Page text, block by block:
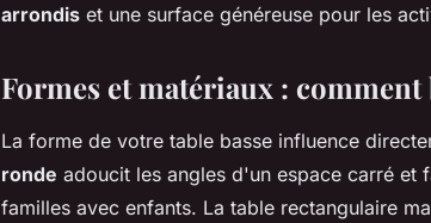
arrondis et une surface généreuse pour les
Formes et matériaux :
La forme de votre table basse influence
ronde adoucit les angles d'un espace carré et
familles avec enfants. La table rectangulaire